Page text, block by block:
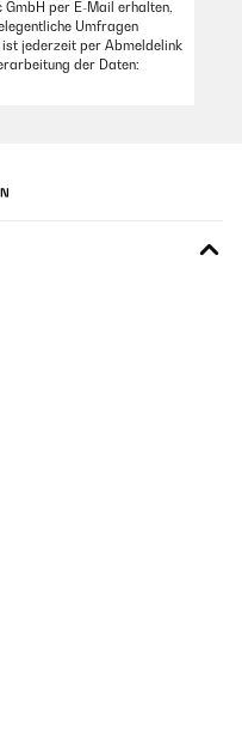
GmbH per E-Mail erhalten,
Umfragen
jederzeit per Abmeldelink
der Daten: